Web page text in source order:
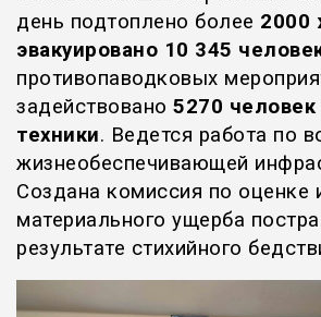
день подтоплено более 2000
эвакуировано 10 345
противопаводковых
задействовано 5270
техники. Ведется работа по
жизнеобеспечивающей
Создана комиссия по
материального ущерба
результате стихийного